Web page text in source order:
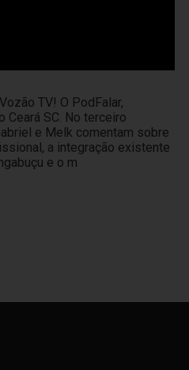
TV! O PodFalar,
SC. No terceiro
e Melk comentam sobre
a integração existente
e o m